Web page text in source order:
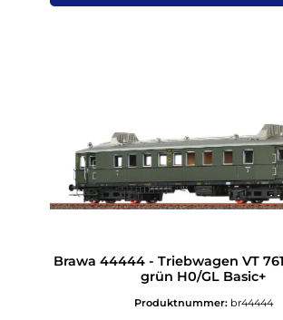
Brawa 44444 - Triebwagen VT
grün H0/GL Basic+
Produktnummer: br44444